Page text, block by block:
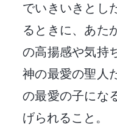
でいきいきとし
るときに、あた
の高揚感や気持
神の最愛の聖人
の最愛の子にな
げられること。